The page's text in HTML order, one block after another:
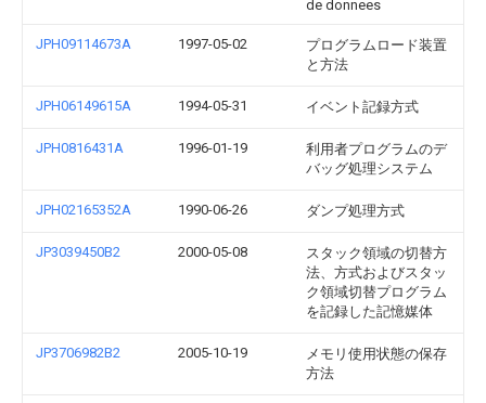
de donnees
JPH09114673A 1997-05-02
プログラムロード装置
と方法
JPH06149615A 1994-05-31 イベント記録方式
JPH0816431A 1996-01-19
利用者プログラムのデ
バッグ処理システム
JPH02165352A 1990-06-26 ダンプ処理方式
JP3039450B2 2000-05-08
スタック領域の切替方
法、方式およびスタッ
ク領域切替プログラム
を記録した記憶媒体
JP3706982B2 2005-10-19
メモリ使用状態の保存
方法